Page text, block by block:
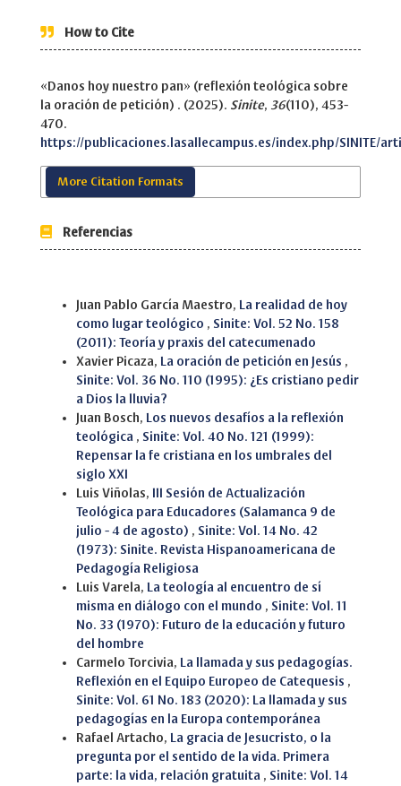
How to Cite
«Danos hoy nuestro pan» (reflexión teológica sobre
la oración de petición) . (2025). Sinite, 36(110), 453-
470.
https://publicaciones.lasallecampus.es/index.php/SINITE/
More Citation Formats
Referencias
Juan Pablo García Maestro, La realidad de hoy
como lugar teológico , Sinite: Vol. 52 No. 158
(2011): Teoría y praxis del catecumenado
Xavier Picaza, La oración de petición en Jesús ,
Sinite: Vol. 36 No. 110 (1995): ¿Es cristiano pedir
a Dios la lluvia?
Juan Bosch, Los nuevos desafíos a la reflexión
teológica , Sinite: Vol. 40 No. 121 (1999):
Repensar la fe cristiana en los umbrales del
siglo XXI
Luis Viñolas, III Sesión de Actualización
Teológica para Educadores (Salamanca 9 de
julio - 4 de agosto) , Sinite: Vol. 14 No. 42
(1973): Sinite. Revista Hispanoamericana de
Pedagogía Religiosa
Luis Varela, La teología al encuentro de sí
misma en diálogo con el mundo , Sinite: Vol. 11
No. 33 (1970): Futuro de la educación y futuro
del hombre
Carmelo Torcivia, La llamada y sus pedagogías.
Reflexión en el Equipo Europeo de Catequesis ,
Sinite: Vol. 61 No. 183 (2020): La llamada y sus
pedagogías en la Europa contemporánea
Rafael Artacho, La gracia de Jesucristo, o la
pregunta por el sentido de la vida. Primera
parte: la vida, relación gratuita , Sinite: Vol. 14